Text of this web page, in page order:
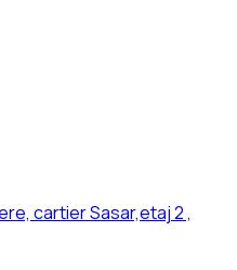
cartier Sasar,etaj 2 ,